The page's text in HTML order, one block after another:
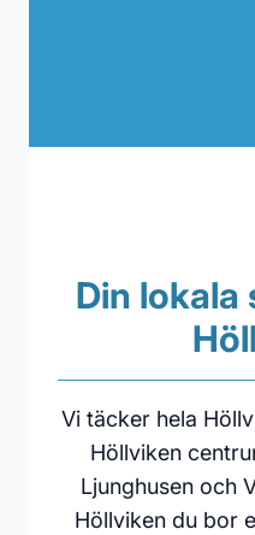
Din lokala
Vi täcker hela
Höllviken
Ljunghusen och
Höllviken du bor